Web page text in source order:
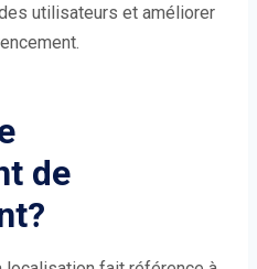
utilisateurs et améliorer
de